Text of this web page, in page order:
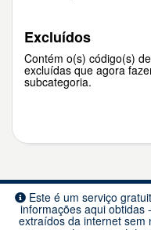
Excluídos
Contém o(s) código(s)
excluídas que agora
subcategoria.
Este é um serviço
informações aqui obtidas
extraídos da internet sem